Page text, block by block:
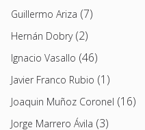
Guillermo Ariza (7)
Hernán Dobry(2)
Ignacio Vasallo (46)
Javier Franco Rubio (1)
Joaquin Muñoz Coronel (16)
Jorge Marrero Ávila (3)